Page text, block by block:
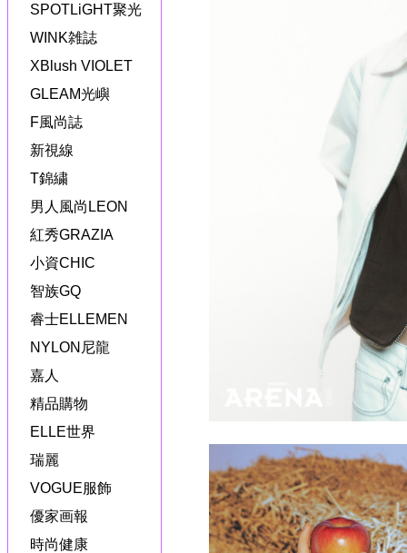
SPOTLiGHT聚光
WINK雑誌
XBlush VIOLET
GLEAM光嶼
F風尚誌
新視線
T錦繍
男人風尚LEON
紅秀GRAZIA
小資CHIC
智族GQ
睿士ELLEMEN
NYLON尼龍
嘉人
精品購物
ELLE世界
瑞麗
VOGUE服飾
優家画報
時尚健康